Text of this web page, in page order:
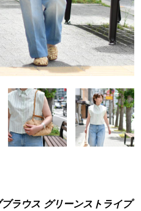
ラウス グリーンストライプ